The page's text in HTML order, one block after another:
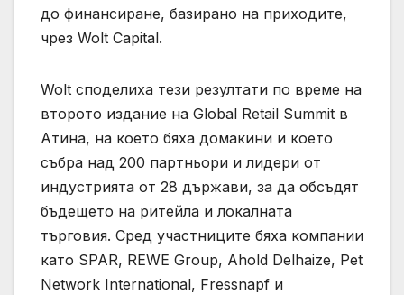
до финансиране, базирано на приходите,
чрез Wolt Capital.
Wolt споделиха тези резултати по време на
второто издание на Global Retail Summit в
Атина, на което бяха домакини и което
събра над 200 партньори и лидери от
индустрията от 28 държави, за да обсъдят
бъдещето на ритейла и локалната
търговия. Сред участниците бяха компании
като SPAR, REWE Group, Ahold Delhaize, Pet
Network International, Fressnapf и